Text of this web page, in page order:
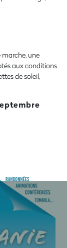
marche, une
aux conditions
de soleil,